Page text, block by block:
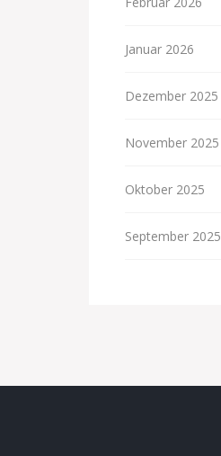
Januar 2026
Dezember 2025
November 2025
Oktober 2025
September 2025